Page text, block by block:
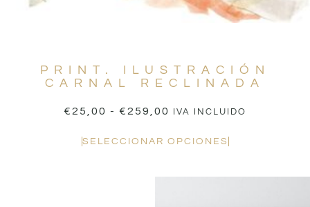
PRINT. ILUSTRACIÓN
CARNAL RECLINADA
€25,00 - €259,00 IVA INCLUIDO
SELECCIONAR OPCIONES